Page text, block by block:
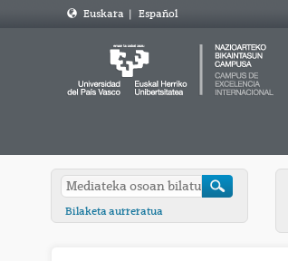
Euskara | Español
Bilaketa aurreratua